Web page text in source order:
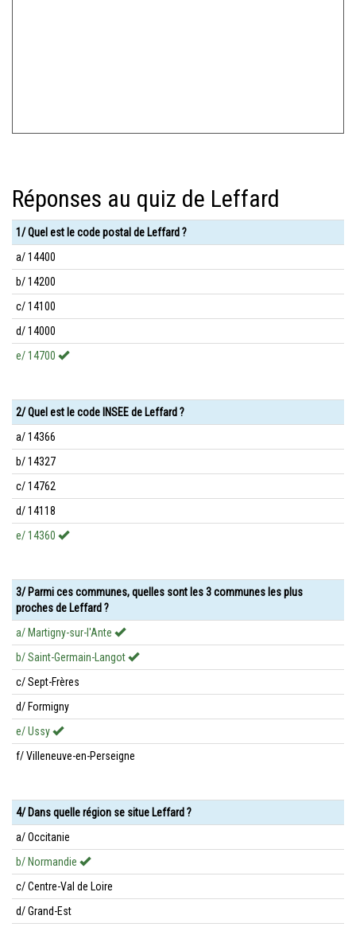
Réponses au quiz de Leffard
1/ Quel est le code postal de Leffard ?
a/ 14400
b/ 14200
c/ 14100
d/ 14000
e/ 14700
2/ Quel est le code INSEE de Leffard ?
a/ 14366
b/ 14327
c/ 14762
d/ 14118
e/ 14360
3/ Parmi ces communes, quelles sont les 3 communes les plus
proches de Leffard ?
a/ Martigny-sur-l'Ante
b/ Saint-Germain-Langot
c/ Sept-Frères
d/ Formigny
e/ Ussy
f/ Villeneuve-en-Perseigne
4/ Dans quelle région se situe Leffard ?
a/ Occitanie
b/ Normandie
c/ Centre-Val de Loire
d/ Grand-Est